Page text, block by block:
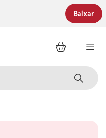
Baixar